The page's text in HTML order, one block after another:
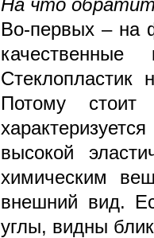
На что
Во-первых – на
Стеклопластик
Потому
высокой
химическим
внешний вид.
углы, видны